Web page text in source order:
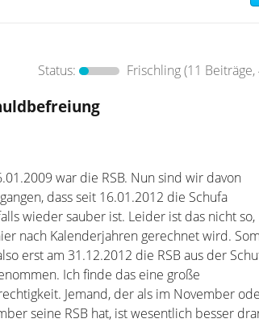
Status:
Frischling(11
war die RSB. Nun sind wir davon
dass seit 16.01.2012 die Schufa
wieder sauber ist. Leider ist das nicht so,
nach Kalenderjahren gerechnet wird.
erst am 31.12.2012 die RSB aus der
Ich finde das eine große
Jemand, der als im November
seine RSB hat, ist wesentlich besser